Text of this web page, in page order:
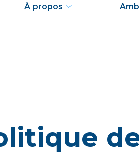
À propos